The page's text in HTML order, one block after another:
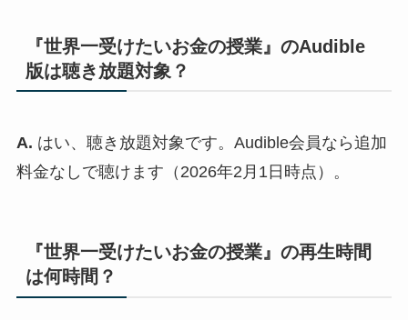
『世界一受けたいお金の授業』のAudible
版は聴き放題対象？
A. はい、聴き放題対象です。Audible会員なら追加
料金なしで聴けます（2026年2月1日時点）。
『世界一受けたいお金の授業』の再生時間
は何時間？